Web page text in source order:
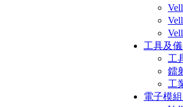
工具及
工
鐳
工
電子模